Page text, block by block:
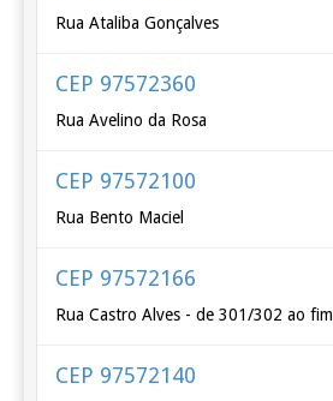
Rua Ataliba Gonçalves
CEP 97572360
Rua Avelino da Rosa
CEP 97572100
Rua Bento Maciel
CEP 97572166
Rua Castro Alves - de 301/302 ao fim
CEP 97572140